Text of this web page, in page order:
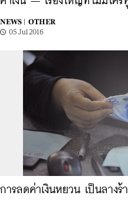
NEWS |
OTHER
05 Jul 2016
การลดค่าเงินหยวน เป็นลางร้